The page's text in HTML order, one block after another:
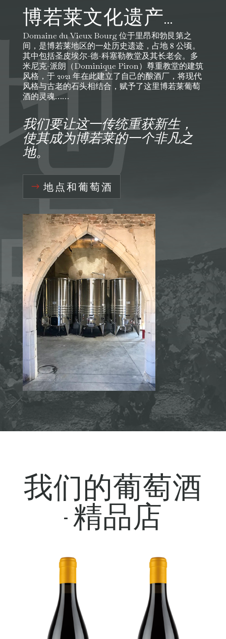
博若莱文化遗产…
Domaine du Vieux Bourg 位于里昂和勃艮第之
间，是博若莱地区的一处历史遗迹，占地 8 公顷。
其中包括圣皮埃尔-德-科塞勒教堂及其长老会。多
米尼克-派朗（Dominique Piron）尊重教堂的建筑
风格，于 2021 年在此建立了自己的酿酒厂，将现代
风格与古老的石头相结合，赋予了这里博若莱葡萄
酒的灵魂……
我们要让这一传统重获新生，
使其成为博若莱的一个非凡之
地。
地点和葡萄酒
地
点
我们的葡萄酒
- 精品店